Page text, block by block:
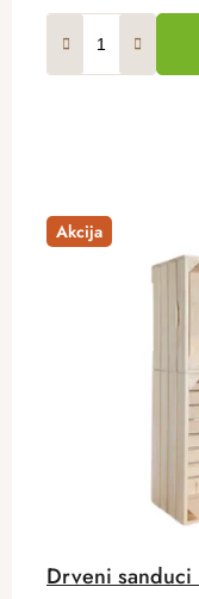
Akcija
Drveni